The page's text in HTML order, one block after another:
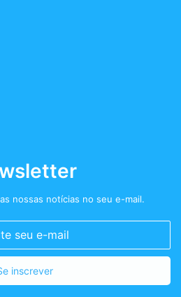
nossas notícias no seu e-mail.